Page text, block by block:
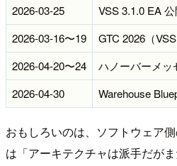
2026-03-25
VSS 3.1.0 EA
2026-03-16〜19
GTC 2026（
2026-04-20〜24
ハノーバーメッ
2026-04-30
Warehouse
おもしろいのは、ソフトウェア
は「アーキテクチャは派手だが